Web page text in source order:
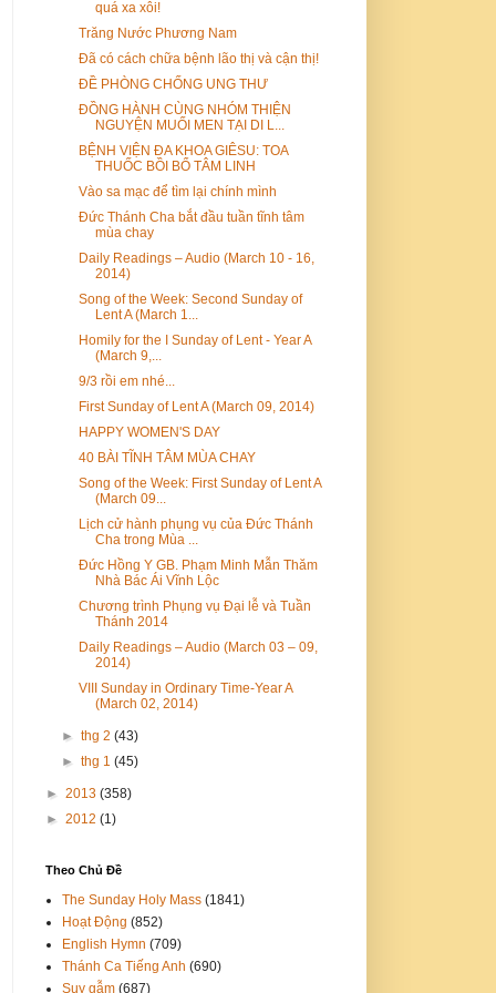
quá xa xôi!
Trăng Nước Phương Nam
Đã có cách chữa bệnh lão thị và cận thị!
ĐỀ PHÒNG CHỐNG UNG THƯ
ĐỒNG HÀNH CÙNG NHÓM THIỆN
NGUYỆN MUỐI MEN TẠI DI L...
BỆNH VIỆN ĐA KHOA GIÊSU: TOA
THUỐC BỒI BỔ TÂM LINH
Vào sa mạc để tìm lại chính mình
Đức Thánh Cha bắt đầu tuần tĩnh tâm
mùa chay
Daily Readings – Audio (March 10 - 16,
2014)
Song of the Week: Second Sunday of
Lent A (March 1...
Homily for the I Sunday of Lent - Year A
(March 9,...
9/3 rồi em nhé...
First Sunday of Lent A (March 09, 2014)
HAPPY WOMEN'S DAY
40 BÀI TĨNH TÂM MÙA CHAY
Song of the Week: First Sunday of Lent A
(March 09...
Lịch cử hành phụng vụ của Đức Thánh
Cha trong Mùa ...
Đức Hồng Y GB. Phạm Minh Mẫn Thăm
Nhà Bác Ái Vĩnh Lộc
Chương trình Phụng vụ Đại lễ và Tuần
Thánh 2014
Daily Readings – Audio (March 03 – 09,
2014)
VIII Sunday in Ordinary Time-Year A
(March 02, 2014)
►thg 2(43)
►thg 1(45)
► 2013 (358)
► 2012 (1)
Theo Chủ Đề
The Sunday Holy Mass (1841)
Hoạt Động (852)
English Hymn (709)
Thánh Ca Tiếng Anh (690)
Suy gẫm (687)